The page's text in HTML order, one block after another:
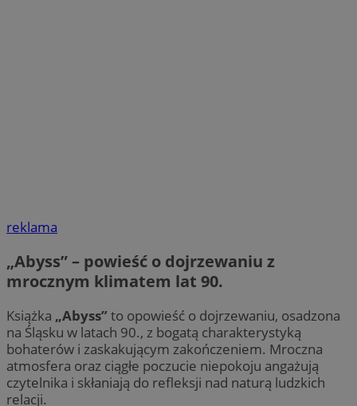
reklama
„Abyss” – powieść o dojrzewaniu z
mrocznym klimatem lat 90.
Książka „Abyss” to opowieść o dojrzewaniu, osadzona
na Śląsku w latach 90., z bogatą charakterystyką
bohaterów i zaskakującym zakończeniem. Mroczna
atmosfera oraz ciągłe poczucie niepokoju angażują
czytelnika i skłaniają do refleksji nad naturą ludzkich
relacji.